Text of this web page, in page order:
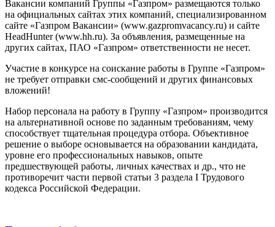
Вакансии компаний Группы «Газпром» размещаются только
на официальных сайтах этих компаний, специализированном
сайте «Газпром Вакансии» (www.gazpromvacancy.ru) и сайте
HeadHunter (www.hh.ru). За объявления, размещенные на
других сайтах, ПАО «Газпром» ответственности не несет.
Участие в конкурсе на соискание работы в Группе «Газпром»
не требует отправки смс-сообщений и других финансовых
вложений!
Набор персонала на работу в Группу «Газпром» производится
на альтернативной основе по заданным требованиям, чему
способствует тщательная процедура отбора. Объективное
решение о выборе основывается на образовании кандидата,
уровне его профессиональных навыков, опыте
предшествующей работы, личных качествах и др., что не
противоречит части первой статьи 3 раздела I Трудового
кодекса Российской Федерации.